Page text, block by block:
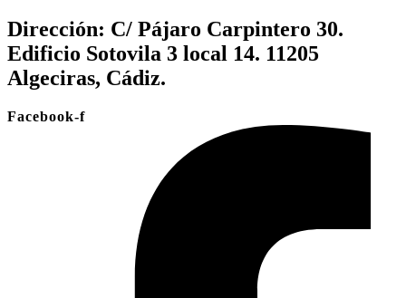
Dirección: C/ Pájaro Carpintero 30.
Edificio Sotovila 3 local 14. 11205
Algeciras, Cádiz.
Facebook-f